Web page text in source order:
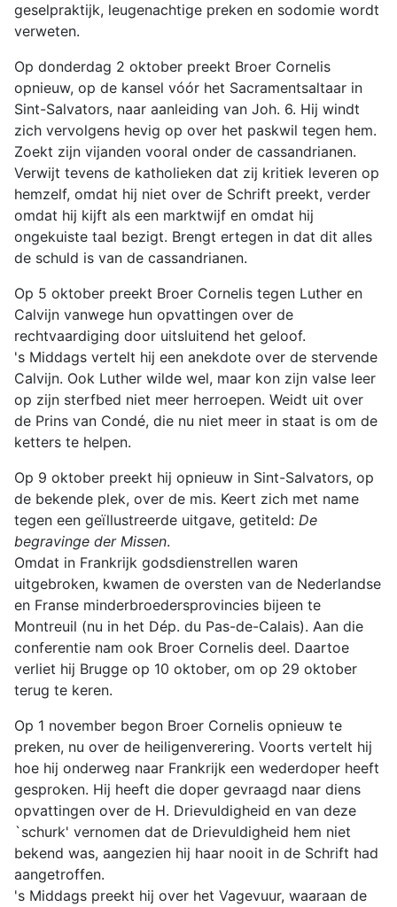
geselpraktijk, leugenachtige preken en sodomie wordt
verweten.
Op donderdag 2 oktober preekt Broer Cornelis
opnieuw, op de kansel vóór het Sacramentsaltaar in
Sint-Salvators, naar aanleiding van Joh. 6. Hij windt
zich vervolgens hevig op over het paskwil tegen hem.
Zoekt zijn vijanden vooral onder de cassandrianen.
Verwijt tevens de katholieken dat zij kritiek leveren op
hemzelf, omdat hij niet over de Schrift preekt, verder
omdat hij kijft als een marktwijf en omdat hij
ongekuiste taal bezigt. Brengt ertegen in dat dit alles
de schuld is van de cassandrianen.
Op 5 oktober preekt Broer Cornelis tegen Luther en
Calvijn vanwege hun opvattingen over de
rechtvaardiging door uitsluitend het geloof.
's Middags vertelt hij een anekdote over de stervende
Calvijn. Ook Luther wilde wel, maar kon zijn valse leer
op zijn sterfbed niet meer herroepen. Weidt uit over
de Prins van Condé, die nu niet meer in staat is om de
ketters te helpen.
Op 9 oktober preekt hij opnieuw in Sint-Salvators, op
de bekende plek, over de mis. Keert zich met name
tegen een geïllustreerde uitgave, getiteld: De
begravinge der Missen.
Omdat in Frankrijk godsdienstrellen waren
uitgebroken, kwamen de oversten van de Nederlandse
en Franse minderbroedersprovincies bijeen te
Montreuil (nu in het Dép. du Pas-de-Calais). Aan die
conferentie nam ook Broer Cornelis deel. Daartoe
verliet hij Brugge op 10 oktober, om op 29 oktober
terug te keren.
Op 1 november begon Broer Cornelis opnieuw te
preken, nu over de heiligenverering. Voorts vertelt hij
hoe hij onderweg naar Frankrijk een wederdoper heeft
gesproken. Hij heeft die doper gevraagd naar diens
opvattingen over de H. Drievuldigheid en van deze
`schurk' vernomen dat de Drievuldigheid hem niet
bekend was, aangezien hij haar nooit in de Schrift had
aangetroffen.
's Middags preekt hij over het Vagevuur, waaraan de